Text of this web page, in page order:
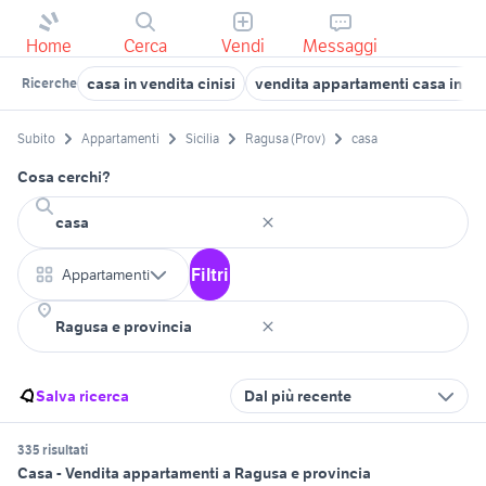
Home Cerca Vendi Messaggi
Ricerche casa in vendita cinisi vendita appartamenti casa in
Subito Appartamenti Sicilia Ragusa (Prov) casa
Cosa cerchi?
Appartamenti Filtri
Salva ricerca Dal più recente
335 risultati
Casa - Vendita appartamenti a Ragusa e provincia